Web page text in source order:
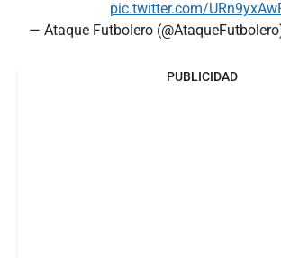
pic.twitter.com/
— Ataque Futbolero
PUBLICIDAD